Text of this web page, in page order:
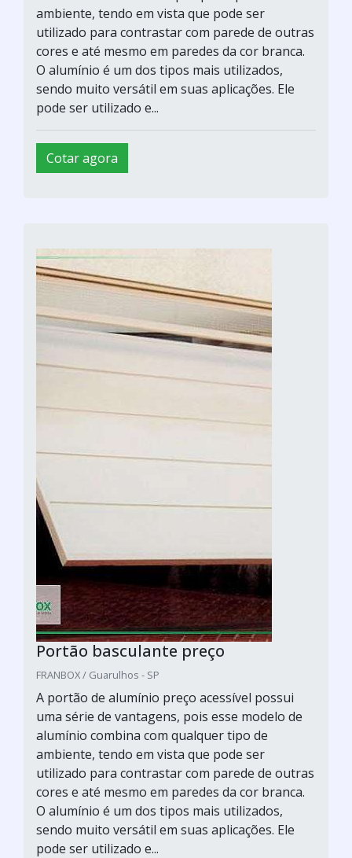
ambiente, tendo em vista que pode ser
utilizado para contrastar com parede de outras
cores e até mesmo em paredes da cor branca.
O alumínio é um dos tipos mais utilizados,
sendo muito versátil em suas aplicações. Ele
pode ser utilizado e...
Cotar agora
Portão basculante preço
FRANBOX / Guarulhos - SP
A portão de alumínio preço acessível possui
uma série de vantagens, pois esse modelo de
alumínio combina com qualquer tipo de
ambiente, tendo em vista que pode ser
utilizado para contrastar com parede de outras
cores e até mesmo em paredes da cor branca.
O alumínio é um dos tipos mais utilizados,
sendo muito versátil em suas aplicações. Ele
pode ser utilizado e...